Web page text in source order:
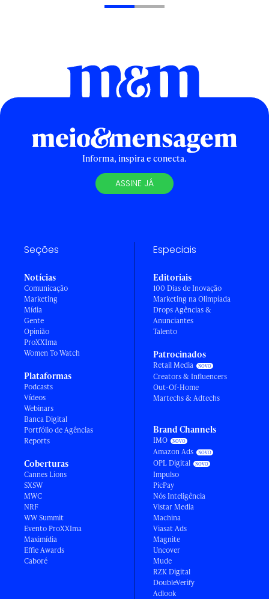
Informa, inspira e conecta.
ASSINE JÁ
Seções
Notícias
Comunicação
Marketing
Mídia
Gente
Opinião
ProXXIma
Women To Watch
Plataformas
Podcasts
Vídeos
Webinars
Banca Digital
Portfólio de Agências
Reports
Coberturas
Cannes Lions
SXSW
MWC
NRF
WW Summit
Evento ProXXIma
Maximídia
Effie Awards
Caboré
Especiais
Editoriais
100 Dias de Inovação
Marketing na Olimpíada
Drops Agências &
Anunciantes
Talento
Patrocinados
Retail Media
Creators & Influencers
Out-Of-Home
Martechs & Adtechs
Brand Channels
IMO
Amazon Ads
OPL Digital
Impulso
PicPay
Nós Inteligência
Vistar Media
Machina
Viasat Ads
Magnite
Uncover
Mude
RZK Digital
DoubleVerify
Adlook